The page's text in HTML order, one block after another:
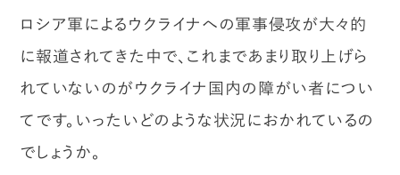
ロシア軍によるウクライナへの軍事侵攻が大々的
に報道されてきた中で、これまであまり取り上げら
れていないのがウクライナ国内の障がい者につい
てです。いったいどのような状況におかれているの
でしょうか。